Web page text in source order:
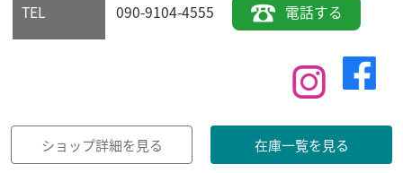
TEL 090-9104-4555 電話する
ショップ詳細を見る 在庫一覧を見る